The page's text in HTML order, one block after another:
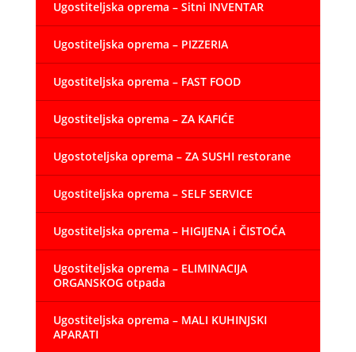
Ugostiteljska oprema – Sitni INVENTAR
Ugostiteljska oprema – PIZZERIA
Ugostiteljska oprema – FAST FOOD
Ugostiteljska oprema – ZA KAFIĆE
Ugostoteljska oprema – ZA SUSHI restorane
Ugostiteljska oprema – SELF SERVICE
Ugostiteljska oprema – HIGIJENA i ČISTOĆA
Ugostiteljska oprema – ELIMINACIJA
ORGANSKOG otpada
Ugostiteljska oprema – MALI KUHINJSKI
APARATI